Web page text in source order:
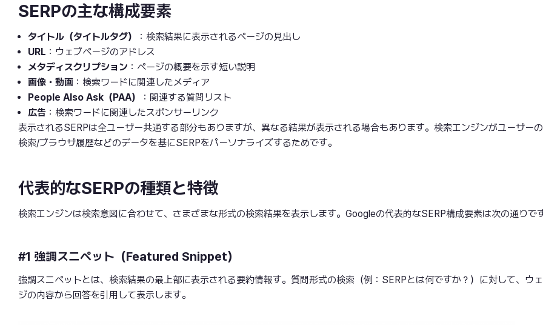
SERPの主な構成要素
タイトル（タイトルタグ）
：検索結果に表示されるページの見出し
URL ：ウェブページのアドレス
メタディスクリプション ：ページの概要を示す短い説明
画像・動画 ：検索ワードに関連したメディア
People Also Ask（PAA）
：関連する質問リスト
広告 ：検索ワードに関連したスポンサーリンク
表示されるSERPは全ユーザー共通する部分もありますが、異なる結果が表示される場合もあります。検索エンジンがユーザー
検索/ブラウザ履歴などのデータを基にSERPをパーソナライズするためです。
代表的なSERPの種類と特徴
検索エンジンは検索意図に合わせて、さまざまな形式の検索結果を表示します。Googleの代表的なSERP構成要素は次の通りで
#1 強調スニペット（Featured Snippet）
強調スニペットとは、検索結果の最上部に表示される要約情報す。質問形式の検索（例：SERPとは何ですか？）に対して、ウ
ジの内容から回答を引用して表示します。